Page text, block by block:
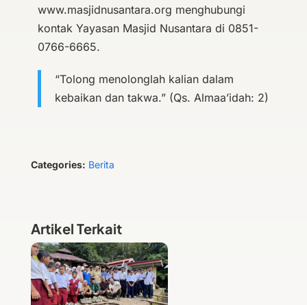
www.masjidnusantara.org menghubungi
kontak Yayasan Masjid Nusantara di 0851-
0766-6665.
“Tolong menolonglah kalian dalam
kebaikan dan takwa.” (Qs. Almaa’idah: 2)
Categories: Berita
Artikel Terkait